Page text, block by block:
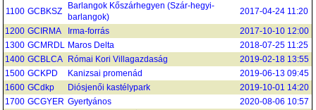
1100 GCBKSZ
Barlangok Kőszárhegyen (Szár-hegyi-
barlangok)
2017-04-24 11:20
1200 GCIRMA Irma-forrás
2017-10-10 12:00
1300 GCMRDL Maros Delta
2018-07-25 11:25
1400 GCBLCA Római Kori Villagazdaság
2019-02-18 13:55
1500 GCKPD Kanizsai promenád
2019-06-13 09:45
1600 GCdkp Diósjenői kastélypark
2019-10-01 14:20
1700 GCGYER Gyertyános
2020-08-06 10:57